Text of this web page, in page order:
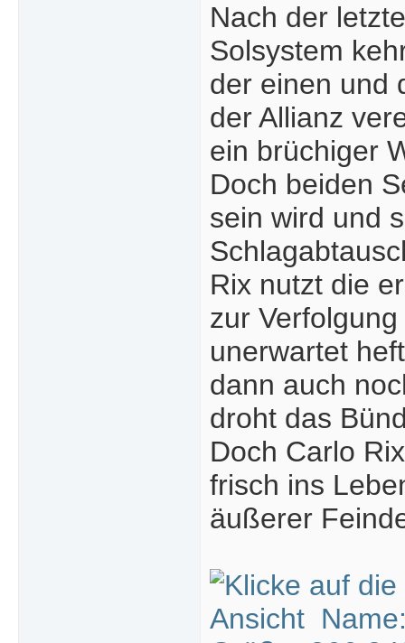
Nach der
Solsystem
der einen und
der Allianz
ein brüchiger
Doch beiden
sein wird und
Rix nutzt die
zur
unerwartet
dann auch
droht das
Doch Carlo
frisch ins
äußerer